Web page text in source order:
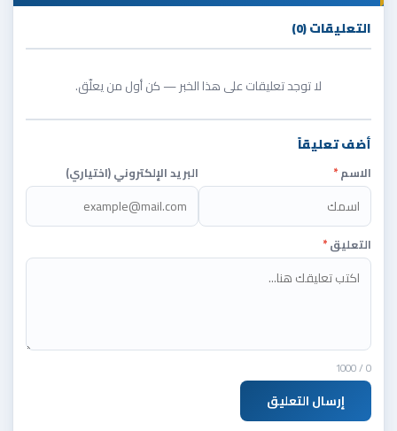
التعليقات (0)
لا توجد تعليقات على هذا الخبر — كن أول من يعلّق.
أضف تعليقاً
الاسم* البريد الإلكتروني (اختياري)
التعليق*
0
/ 1000
إرسال التعليق